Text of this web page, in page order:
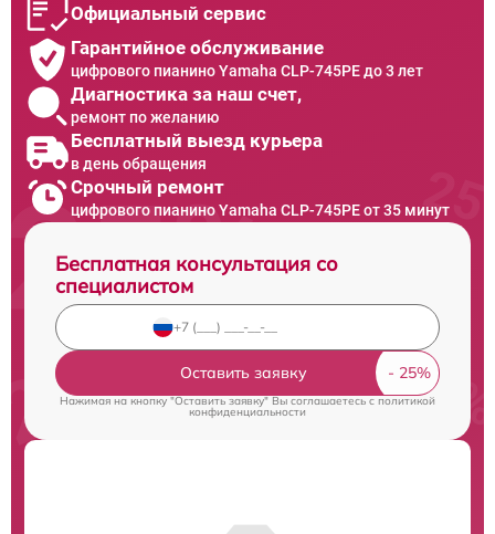
Официальный сервис
Гарантийное обслуживание
цифрового пианино Yamaha CLP-745PE до 3 лет
Диагностика за наш счет,
ремонт по желанию
Бесплатный выезд курьера
в день обращения
Срочный ремонт
цифрового пианино Yamaha CLP-745PE от 35 минут
Бесплатная консультация со
специалистом
Оставить заявку
Нажимая на кнопку "Оставить заявку" Вы соглашаетесь cполитикой
конфиденциальности